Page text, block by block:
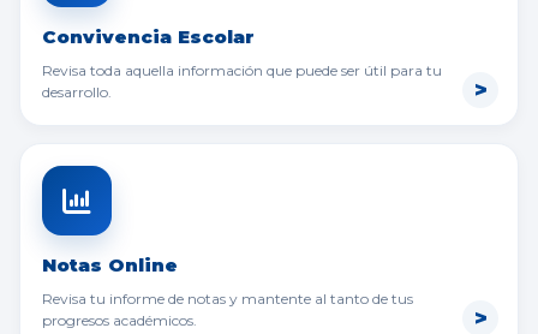
Convivencia Escolar
Revisa toda aquella información que puede ser útil para tu
desarrollo.
Notas Online
Revisa tu informe de notas y mantente al tanto de tus
progresos académicos.